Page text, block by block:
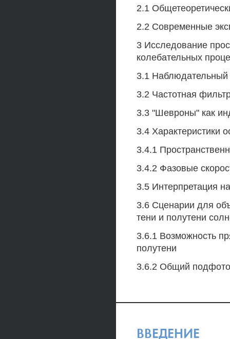
2.1
2.2 Современные
3 Исследование
колебательных
3.1 Наблюдательный
3.2 Частотная
3.3 "Шевроны" как
3.4 Характеристики
3.4.1
3.4.2 Фазовые
3.5 Интерпретация
3.6 Сценарии для
тени и полутени
3.6.1 Возможность
полутени
3.6.2 Общий
ВВЕДЕНИЕ